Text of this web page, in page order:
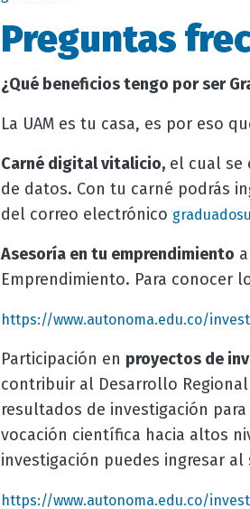
Preguntas
¿Qué beneficios tengo por ser
La UAM es tu casa, es por eso
Carné digital vitalicio,el cual se
de datos. Con tu carné podrás
del correo electrónico
Asesoría en tu emprendimiento
Emprendimiento. Para conocer
https://www.autonoma.edu.co/
Participación en proyectos de
contribuir al Desarrollo
resultados de investigación
vocación científica hacia altos
investigación puedes ingresar
https://www.autonoma.edu.co/